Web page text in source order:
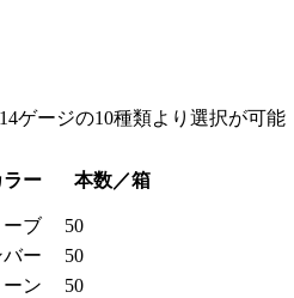
ゲージの10種類より選択が可能
ラー 本数／箱
ーブ
50
ー
50
ン
50